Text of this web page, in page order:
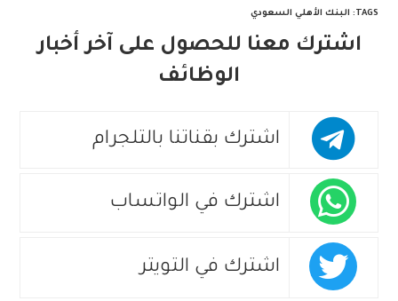
TAGS
: البنك الأهلي السعودي
اشترك معنا للحصول على آخر أخبار
الوظائف
اشترك بقناتنا بالتلجرام
اشترك في الواتساب
اشترك في التويتر